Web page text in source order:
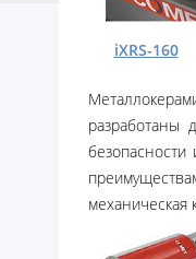
iXRS-160
механическая